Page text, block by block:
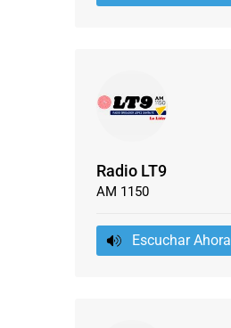
Radio LT9
AM 1150
Escuchar Ahora